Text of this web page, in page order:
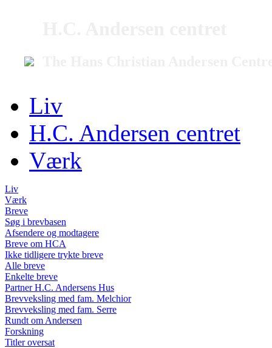
Liv
H.C. Andersen centret
Værk
Liv
Værk
Breve
Søg i brevbasen
Afsendere og modtagere
Breve om HCA
Ikke tidligere trykte breve
Alle breve
Enkelte breve
Partner H.C. Andersens Hus
Brevveksling med fam. Melchior
Brevveksling med fam. Serre
Rundt om Andersen
Forskning
Titler oversat